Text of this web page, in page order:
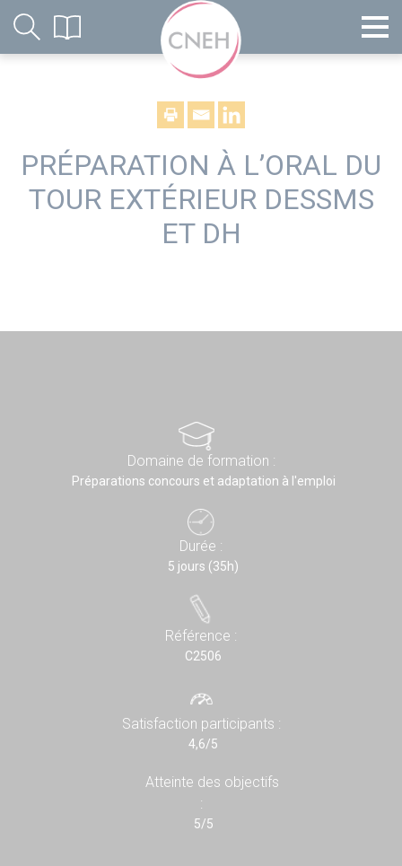
PRÉPARATION À L’ORAL DU
TOUR EXTÉRIEUR DESSMS
ET DH
Domaine de formation :
Préparations concours et adaptation à l'emploi
Durée :
5 jours (35h)
Référence :
C2506
Satisfaction participants :
4,6/5
Atteinte des objectifs
:
5/5